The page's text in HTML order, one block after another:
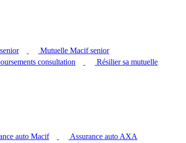
Mutuelle Macif senior
consultation Résilier sa mutuelle
auto Macif
Assurance auto AXA